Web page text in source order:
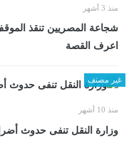
منذ 3 أشهر
شجاعة المصريين تنقذ
اعرف القصة
غير مصنف
منذ 10 أشهر
وزارة النقل تنفى حدوث